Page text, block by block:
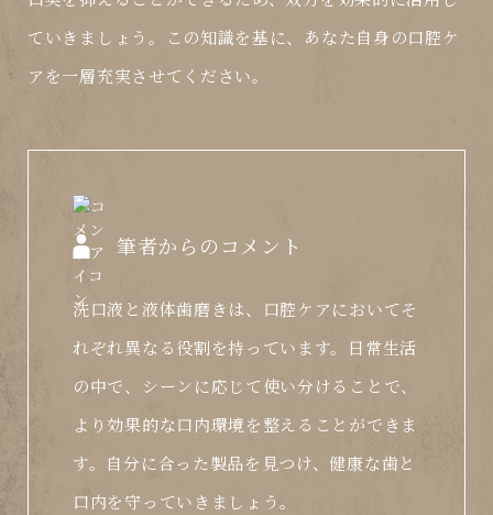
ていきましょう。この知識を基に、あなた自身の口腔ケ
アを一層充実させてください。
筆者からのコメント
洗口液と液体歯磨きは、口腔ケアにおいてそ
れぞれ異なる役割を持っています。日常生活
の中で、シーンに応じて使い分けることで、
より効果的な口内環境を整えることができま
す。自分に合った製品を見つけ、健康な歯と
口内を守っていきましょう。